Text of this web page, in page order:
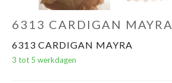
6313 CARDIGAN MAYRA
6313 CARDIGAN MAYRA
3 tot 5 werkdagen